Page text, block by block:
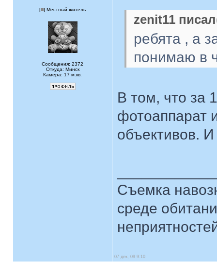
[ ] Местный житель
Сообщения: 2372
Откуда: Минск
Камера: 17 м.кв.
zenit11
ребята , а
понимаю в
В том, что за
фотоаппарат
объективов.
Съемка
среде
07 дек, 09 9:10